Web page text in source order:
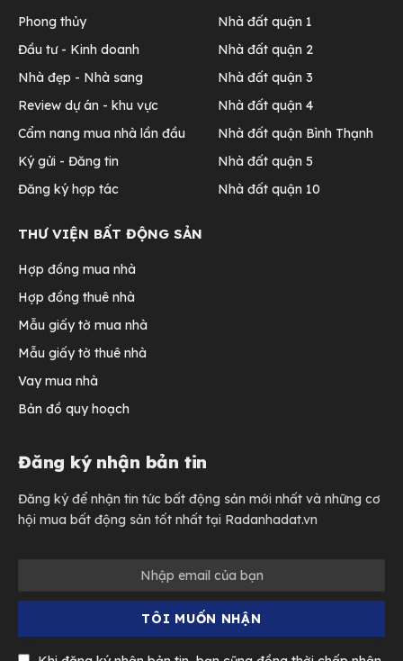
Phong thủy
Đầu tư - Kinh doanh
Nhà đẹp - Nhà sang
Review dự án - khu vực
Cẩm nang mua nhà lần đầu
Ký gửi - Đăng tin
Đăng ký hợp tác
Nhà đất quận 1
Nhà đất quận 2
Nhà đất quận 3
Nhà đất quận 4
Nhà đất quận Bình Thạnh
Nhà đất quận 5
Nhà đất quận 10
THƯ VIỆN BẤT ĐỘNG SẢN
Hợp đồng mua nhà
Hợp đồng thuê nhà
Mẫu giấy tờ mua nhà
Mẫu giấy tờ thuê nhà
Vay mua nhà
Bản đồ quy hoạch
Đăng ký nhận bản tin
Đăng ký để nhận tin tức bất động sản mới nhất và những cơ
hội mua bất động sản tốt nhất tại Radanhadat.vn